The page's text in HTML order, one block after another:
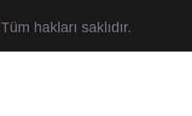
hakları saklıdır.